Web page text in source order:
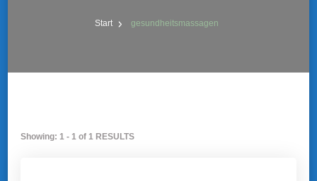
Start gesundheitsmassagen
Showing: 1 - 1 of 1 RESULTS